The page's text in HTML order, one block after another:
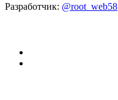
Разработчик: @root_web58